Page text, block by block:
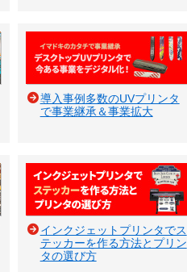
導入事例多数のUVプリンタ
で事業継承＆事業拡大
インクジェットプリンタでス
テッカーを作る方法とプリン
タの選び方